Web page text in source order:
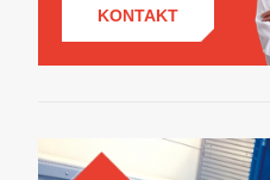
KONTAKT